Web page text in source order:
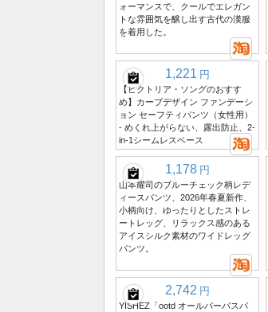
ォーマンスで、クールでエレガン
トな雰囲気を醸し出す古代の漢服
を着用した。
1,221 円
【ビクトリア・ソングのおすす
め】カーブデザイン ファンデーシ
ョン セーフティパンツ（女性用）
- めくれ上がらない、露出防止、2-
in-1シームレスベース
1,178 円
山本耀司のブルーチェック柄レデ
ィースパンツ、2026年春夏新作、
小柄向け、ゆったりとしたストレ
ートレッグ、リラックス感のある
アイスシルク素材のワイドレッグ
パンツ。
2,742 円
YISHEZ「ootd オールパーパスパ